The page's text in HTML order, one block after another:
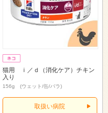
猫用 ｉ／ｄ（消化ケア）チキン
入り
156g (ウェット/缶/バラ)
取扱い病院